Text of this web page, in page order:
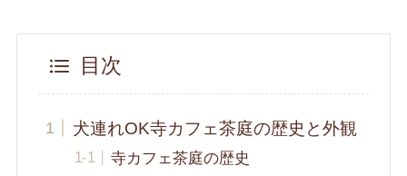
目次
犬連れOK寺カフェ茶庭の歴史と外観
寺カフェ茶庭の歴史